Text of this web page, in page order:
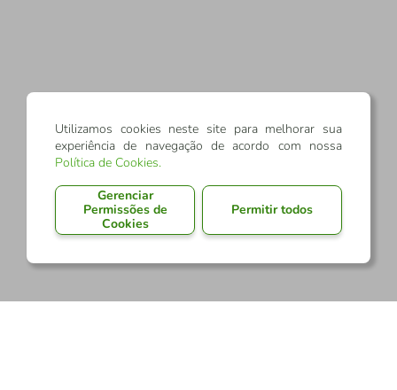
Utilizamos cookies neste site para melhorar sua
experiência de navegação de acordo com nossa
Política de Cookies.
Gerenciar
Permissões de
Cookies
Permitir todos